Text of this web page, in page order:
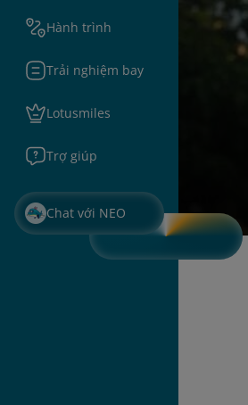
Hành trình
Trải nghiệm bay
Lotusmiles
Trợ giúp
Chat với NEO